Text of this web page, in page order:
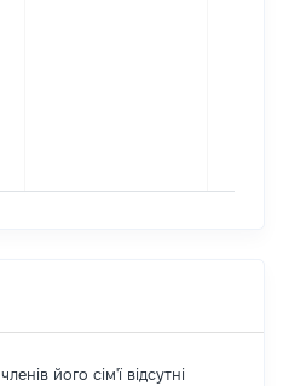
його сім'ї відсутні